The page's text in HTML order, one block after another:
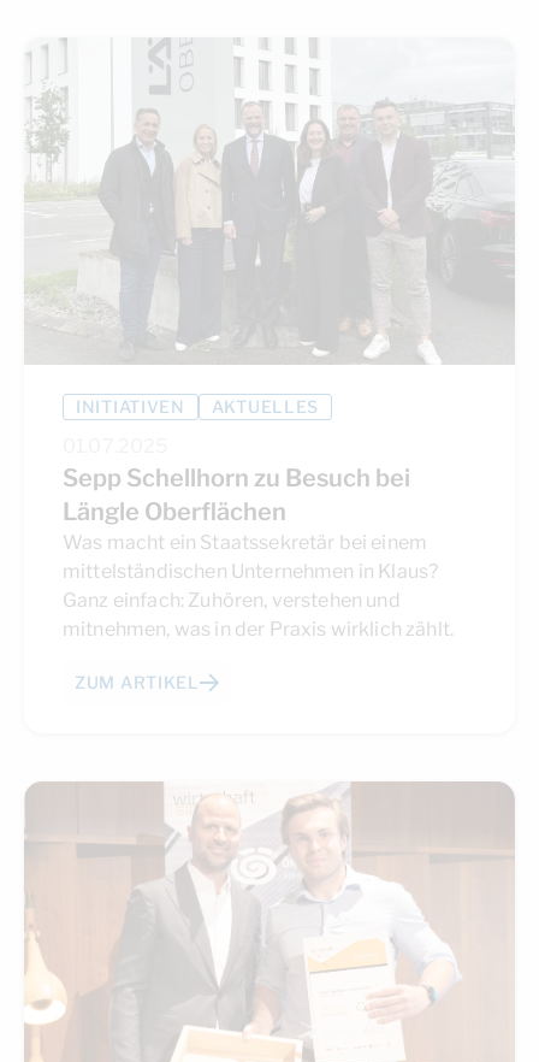
INITIATIVEN AKTUELLES
Sepp Schellhorn zu Besuch bei
Längle Oberflächen
Was macht ein Staatssekretär bei einem
mittelständischen Unternehmen in Klaus?
Ganz einfach: Zuhören, verstehen und
mitnehmen, was in der Praxis wirklich zählt.
ZUM ARTIKEL